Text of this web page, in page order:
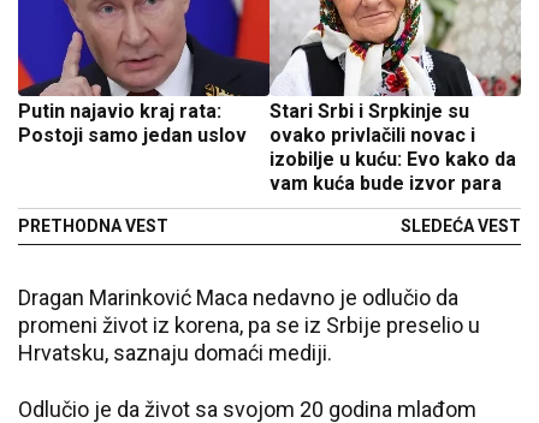
Putin najavio kraj rata:
Postoji samo jedan uslov
PRETHODNA VEST
Stari Srbi i Srpkinje su
ovako privlačili novac i
izobilje u kuću: Evo kako da
vam kuća bude izvor para
SLEDEĆA VEST
Dragan Marinković Maca nedavno je odlučio da
promeni život iz korena, pa se iz Srbije preselio u
Hrvatsku, saznaju domaći mediji.
Odlučio je da život sa svojom 20 godina mlađom